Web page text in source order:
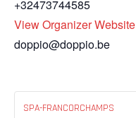
+32473744585
View Organizer Website
doppio@doppio.be
SPA-FRANCORCHAMPS